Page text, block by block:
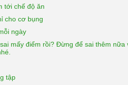
tới chế độ ăn
cho cơ bụng
ngày
mấy điểm rồi? Đừng để sai thêm
tập